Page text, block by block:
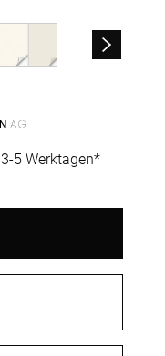
5 Werktagen*